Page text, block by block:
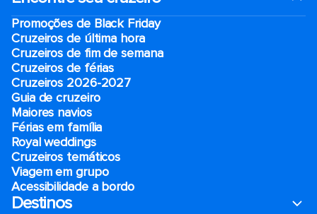
Promoções de Black Friday
Cruzeiros de última hora
Cruzeiros de fim de semana
Cruzeiros de férias
Cruzeiros 2026-2027
Guia de cruzeiro
Maiores navios
Férias em família
Royal weddings
Cruzeiros temáticos
Viagem em grupo
Acessibilidade a bordo
Destinos